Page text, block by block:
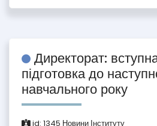
Директорат:
підготовка до
навчального року
id: 1345 Новини Інституту